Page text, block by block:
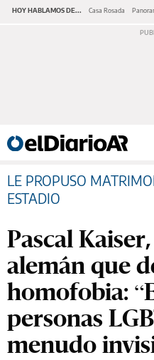
HOY HABLAMOS DE... Casa Rosada
LE PROPUSO
ESTADIO
Pascal
alemán que
homofobia:
personas
menudo